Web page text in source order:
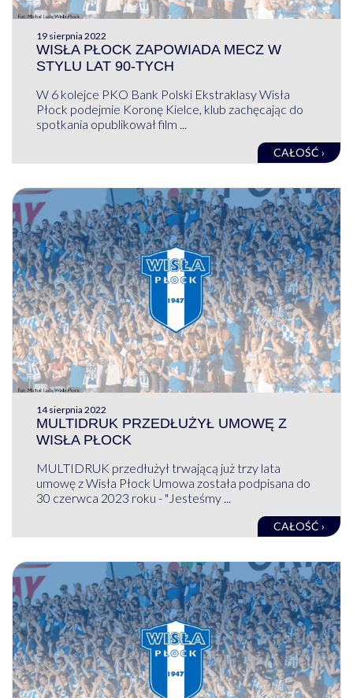
19 sierpnia 2022
WISŁA PŁOCK ZAPOWIADA MECZ W
STYLU LAT 90-TYCH
W 6 kolejce PKO Bank Polski Ekstraklasy Wisła
Płock podejmie Koronę Kielce, klub zachęcając do
spotkania opublikował film ...
CAŁOŚĆ ›
14 sierpnia 2022
MULTIDRUK PRZEDŁUŻYŁ UMOWĘ Z
WISŁA PŁOCK
MULTIDRUK przedłużył trwającą już trzy lata
umowę z Wisła Płock Umowa została podpisana do
30 czerwca 2023 roku - "Jesteśmy ...
CAŁOŚĆ ›